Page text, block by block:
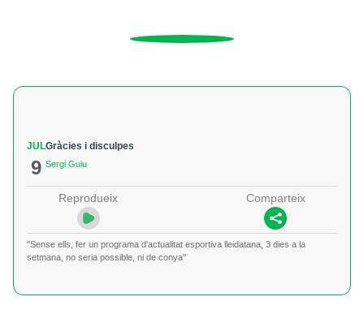
JUL
9
Gràcies i disculpes
Sergi Guiu
Reprodueix Comparteix
"Sense ells, fer un programa d'actualitat esportiva lleidatana, 3 dies a la
setmana, no seria possible, ni de conya"